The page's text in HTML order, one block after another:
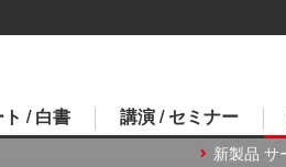
/ 白書 講演 / セミナー
新製品 サ